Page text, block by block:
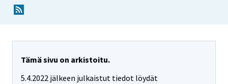
Tämä sivu on arkistoitu.
5.4.2022 jälkeen julkaistut tiedot löydät